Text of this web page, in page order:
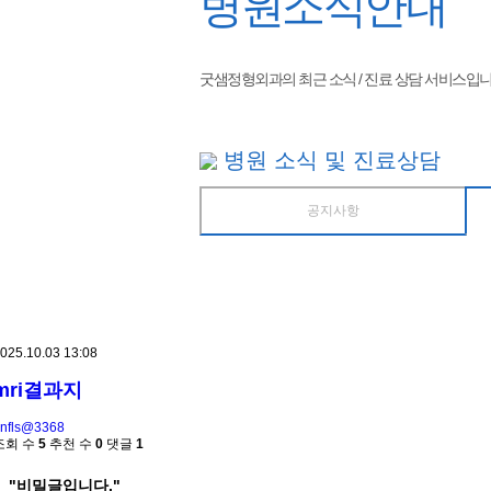
굿샘정형외과의 최근 소식 / 진료 상담 서비스입
병원 소식 및 진료상담
공지사항
13:08
결과지
회 수 5 추천 수 0 댓글 1
"비밀글입니다."